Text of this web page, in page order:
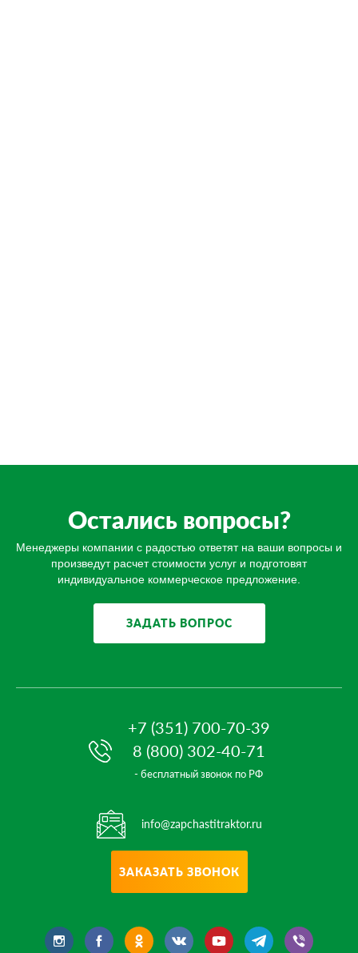
Остались вопросы?
Менеджеры компании с радостью ответят на ваши вопросы и
произведут расчет стоимости услуг и подготовят
индивидуальное коммерческое предложение.
ЗАДАТЬ ВОПРОС
+7 (351) 700-70-39
8 (800) 302-40-71
- бесплатный звонок по РФ
info@zapchastitraktor.ru
ЗАКАЗАТЬ ЗВОНОК